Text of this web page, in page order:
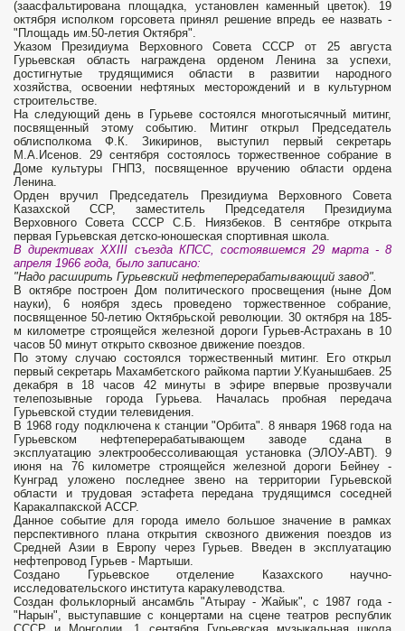
(заасфальтирована площадка, установлен каменный цветок). 19
октября исполком горсовета принял решение впредь ее назвать -
"Площадь им.50-летия Октября".
Указом Президиума Верховного Совета СССР от 25 августа
Гурьевская область награждена орденом Ленина за успехи,
достигнутые трудящимися области в развитии народного
хозяйства, освоении нефтяных месторождений и в культурном
строительстве.
На следующий день в Гурьеве состоялся многотысячный митинг,
посвященный этому событию. Митинг открыл Председатель
облисполкома Ф.К. Зикиринов, выступил первый секретарь
М.А.Исенов. 29 сентября состоялось торжественное собрание в
Доме культуры ГНПЗ, посвященное вручению области ордена
Ленина.
Орден вручил Председатель Президиума Верховного Совета
Казахской ССР, заместитель Председателя Президиума
Верховного Совета СССР С.Б. Ниязбеков. В сентябре открыта
первая Гурьевская детско-юношеская спортивная школа.
В директивах XXIII съезда КПСС, состоявшемся 29 марта - 8
апреля 1966 года, было записано:
"Надо расширить Гурьевский нефтеперерабатывающий завод".
В октябре построен Дом политического просвещения (ныне Дом
науки), 6 ноября здесь проведено торжественное собрание,
посвященное 50-летию Октябрьской революции. 30 октября на 185-
м километре строящейся железной дороги Гурьев-Астрахань в 10
часов 50 минут открыто сквозное движение поездов.
По этому случаю состоялся торжественный митинг. Его открыл
первый секретарь Махамбетского райкома партии У.Куанышбаев. 25
декабря в 18 часов 42 минуты в эфире впервые прозвучали
телепозывные города Гурьева. Началась пробная передача
Гурьевской студии телевидения.
В 1968 году подключена к станции "Орбита". 8 января 1968 года на
Гурьевском нефтеперерабатывающем заводе сдана в
эксплуатацию электрообессоливающая установка (ЭЛОУ-АВТ). 9
июня на 76 километре строящейся железной дороги Бейнеу -
Кунград уложено последнее звено на территории Гурьевской
области и трудовая эстафета передана трудящимся соседней
Каракалпакской АССР.
Данное событие для города имело большое значение в рамках
перспективного плана открытия сквозного движения поездов из
Средней Азии в Европу через Гурьев. Введен в эксплуатацию
нефтепровод Гурьев - Мартыши.
Создано Гурьевское отделение Казахского научно-
исследовательского института каракулеводства.
Создан фольклорный ансамбль "Атырау - Жайык", с 1987 года -
"Нарын", выступавшие с концертами на сцене театров республик